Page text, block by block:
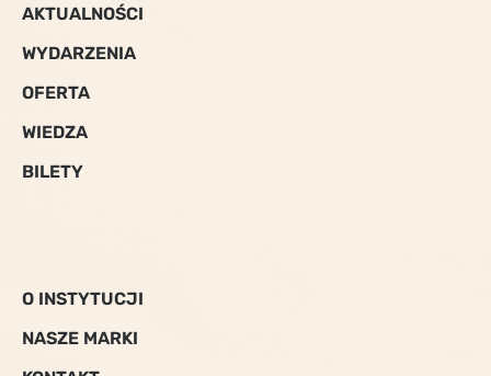
AKTUALNOŚCI
WYDARZENIA
OFERTA
WIEDZA
BILETY
O INSTYTUCJI
NASZE MARKI